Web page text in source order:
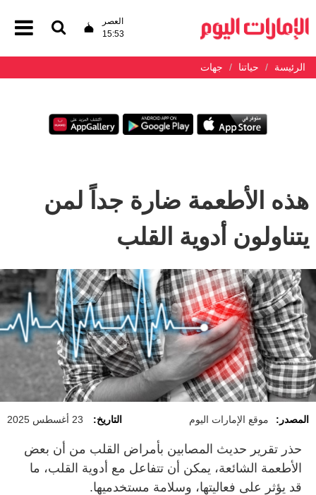
العصر
15:53
الرئيسة حياتنا جهات
هذه الأطعمة ضارة جداً لمن
يتناولون أدوية القلب
المصدر: موقع الإمارات اليوم التاريخ: 23 أغسطس 2025
حذر تقرير حديث المصابين بأمراض القلب من أن بعض
الأطعمة الشائعة، يمكن أن تتفاعل مع أدوية القلب، ما
قد يؤثر على فعاليتها، وسلامة مستخدميها.